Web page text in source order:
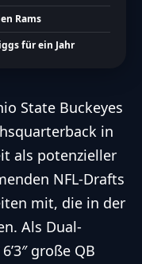
Rams
für ein Jahr
State Buckeyes
in
als potenzieller
NFL-Drafts
mit, die in der
Als Dual-
große QB